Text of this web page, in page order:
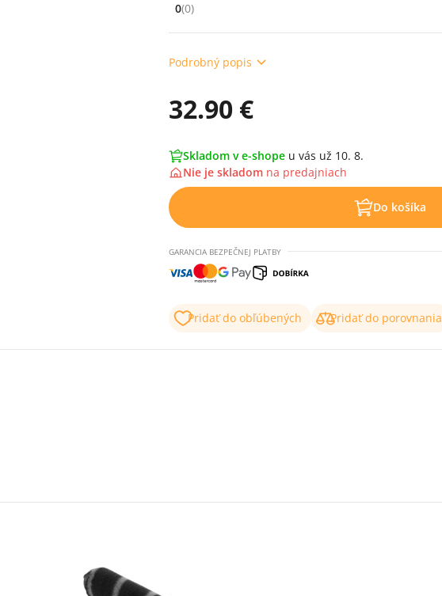
Hodnocení: 0 z 5 (0 recenzí)
0(0)
Podrobný popis
32.90 €
Skladom v e-shope u vás už 10. 8.
Nie je skladom na predajniach
Do košíka
GARANCIA BEZPEČNEJ PLATBY
Pridať do obľúbených
Pridať do porovnania